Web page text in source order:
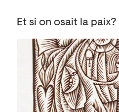
Et si on osait la paix?